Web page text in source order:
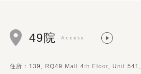
49院 Access
住所：139, RQ49 Mall 4th Floor, Unit 541,